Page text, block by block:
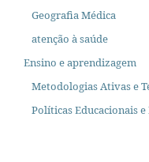
Geografia Médica
atenção à saúde
Ensino e aprendizagem
Metodologias Ativas e
Políticas Educacionais